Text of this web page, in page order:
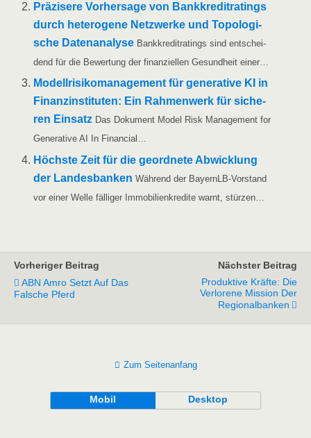
Prä­zi­se­re Vor­her­sa­ge von Bank­kre­dit­ra­tings
durch hete­ro­ge­ne Netz­wer­ke und Topo­lo­gi­
sche Daten­ana­ly­se Bank­kre­dit­ra­tings sind ent­schei­
dend für die Bewer­tung der finan­zi­el­len Gesund­heit einer…
Modell­ri­si­ko­ma­nage­ment für gene­ra­ti­ve KI in
Finanz­in­sti­tu­ten: Ein Rah­men­werk für siche­
ren Ein­satz Das Doku­ment Model Risk Manage­ment for
Gene­ra­ti­ve AI In Financial…
Höchs­te Zeit für die geord­ne­te Abwick­lung
der Lan­des­ban­ken Wäh­rend der Bay­ern­LB-Vor­­­stand
vor einer Wel­le fäl­li­ger Immo­bi­li­en­kre­di­te warnt, stürzen…
Vorheriger Beitrag
ABN Amro Setzt Auf Das
Falsche Pferd
Nächster Beitrag
Produktive Kräfte: Die
Verlorene Mission Der
Regionalbanken
Zum Seitenanfang
Mobil Desktop